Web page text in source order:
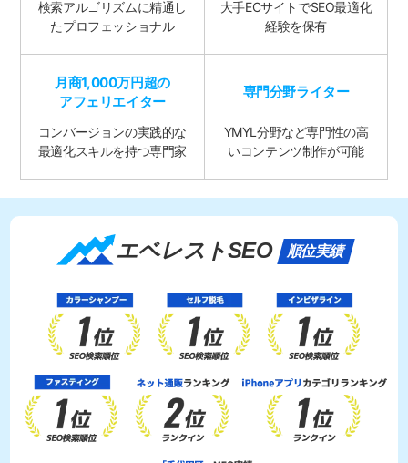
検索アルゴリズムに精通し
たプロフェッショナル
大手ECサイトでSEO最適化
経験を保有
月商1,000万円超の
アフェリエイター
コンバージョンの実践的な
最適化スキルを持つ専門家
専門分野ライター
YMYL分野など専門性の高
いコンテンツ制作が可能
エベレストSEO 順位実績